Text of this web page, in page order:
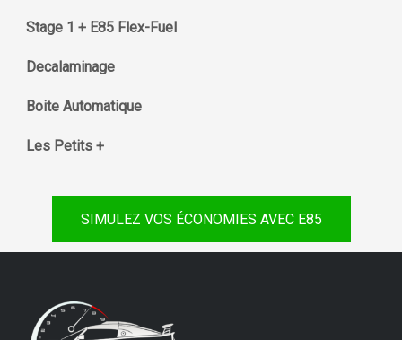
Stage 1 + E85 Flex-Fuel
Decalaminage
Boite Automatique
Les Petits +
SIMULEZ VOS ÉCONOMIES AVEC E85